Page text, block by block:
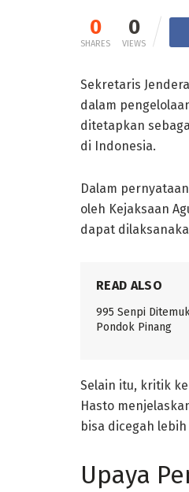
0
SHARES
0
VIEWS
Sekretaris
dalam
ditetapkan
di Indonesia.
Dalam
oleh Kejaksaan
dapat
READ ALSO
995 Senpi
Pondok Pinang
Selain itu, kritik
Hasto
bisa dicegah lebih
Upaya